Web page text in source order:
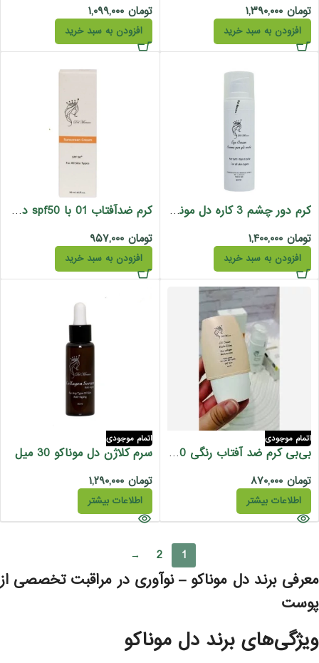
تومان
افزودن به سبد خرید
تومان
افزودن به سبد خرید
کرم دور چشم 3 کاره دل موناکو 30 میل
تومان
افزودن به سبد خرید
کرم ضدآفتاب 01 با spf50 دل موناکو 30 میل
تومان
افزودن به سبد خرید
اتمام موجودی
بی‌بی کرم ضد آفتاب رنگی SPF50 مدیوم دل موناکو
تومان
اطلاعات بیشتر
اتمام موجودی
سرم کلاژن دل موناکو 30 میل
تومان
اطلاعات بیشتر
1
2
→
معرفی برند دل موناکو – نوآوری در مراقبت تخصصی از
پوست
ویژگی‌های برند دل موناکو